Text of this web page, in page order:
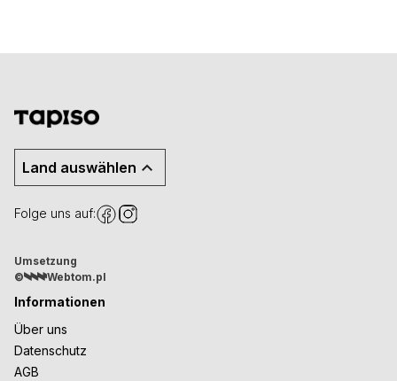
Land auswählen
Folge uns auf:
Umsetzung
©
Webtom.pl
Informationen
Über uns
Datenschutz
AGB